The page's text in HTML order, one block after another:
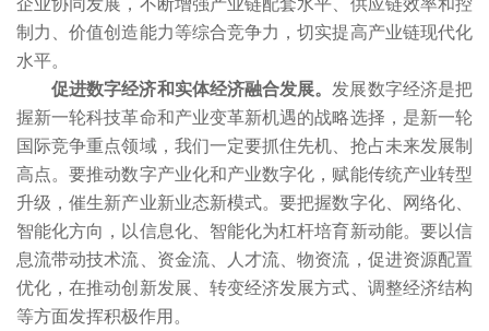
企业协同发展，不断增强产业链配套水平、供应链效率和控
制力、价值创造能力等综合竞争力，切实提高产业链现代化
水平。
促进数字经济和实体经济融合发展。 发展数字经济是把
握新一轮科技革命和产业变革新机遇的战略选择，是新一轮
国际竞争重点领域，我们一定要抓住先机、抢占未来发展制
高点。要推动数字产业化和产业数字化，赋能传统产业转型
升级，催生新产业新业态新模式。要把握数字化、网络化、
智能化方向，以信息化、智能化为杠杆培育新动能。要以信
息流带动技术流、资金流、人才流、物资流，促进资源配置
优化，在推动创新发展、转变经济发展方式、调整经济结构
等方面发挥积极作用。